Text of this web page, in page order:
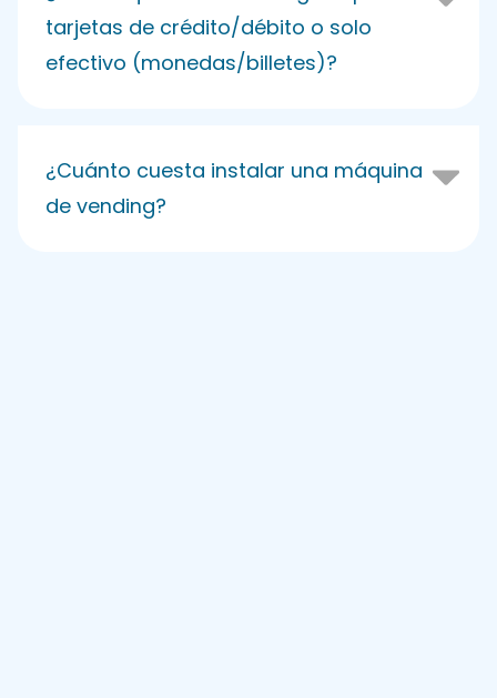
tarjetas de crédito/débito o solo
efectivo (monedas/billetes)?
¿Cuánto cuesta instalar una máquina
de vending?